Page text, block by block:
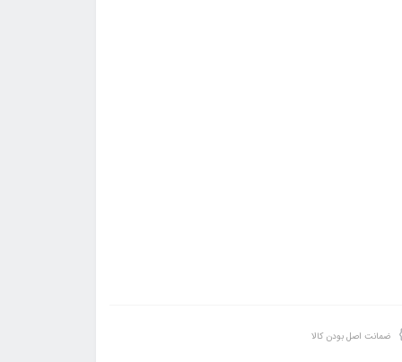
ضمانت اصل بودن کالا